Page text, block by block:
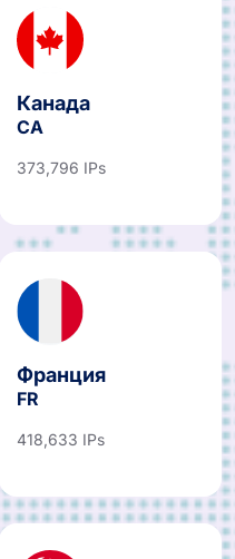
Канада
CA
373,796 IPs
Франция
FR
418,633 IPs